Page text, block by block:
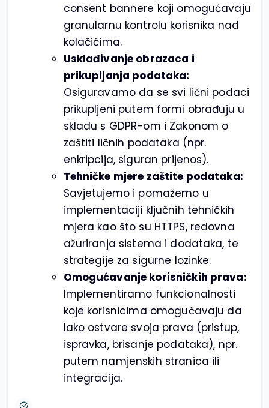
consent bannere koji omogućavaju
granularnu kontrolu korisnika nad
kolačićima.
Usklađivanje obrazaca i
prikupljanja podataka:
Osiguravamo da se svi lični podaci
prikupljeni putem formi obrađuju u
skladu s GDPR-om i Zakonom o
zaštiti ličnih podataka (npr.
enkripcija, siguran prijenos).
Tehničke mjere zaštite podataka:
Savjetujemo i pomažemo u
implementaciji ključnih tehničkih
mjera kao što su HTTPS, redovna
ažuriranja sistema i dodataka, te
strategije za sigurne lozinke.
Omogućavanje korisničkih prava:
Implementiramo funkcionalnosti
koje korisnicima omogućavaju da
lako ostvare svoja prava (pristup,
ispravka, brisanje podataka), npr.
putem namjenskih stranica ili
integracija.